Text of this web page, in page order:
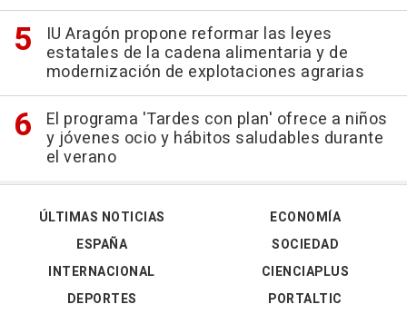
IU Aragón propone reformar las leyes
estatales de la cadena alimentaria y de
modernización de explotaciones agrarias
El programa 'Tardes con plan' ofrece a niños
y jóvenes ocio y hábitos saludables durante
el verano
ÚLTIMAS NOTICIAS
ESPAÑA
INTERNACIONAL
DEPORTES
ECONOMÍA
SOCIEDAD
CIENCIAPLUS
PORTALTIC